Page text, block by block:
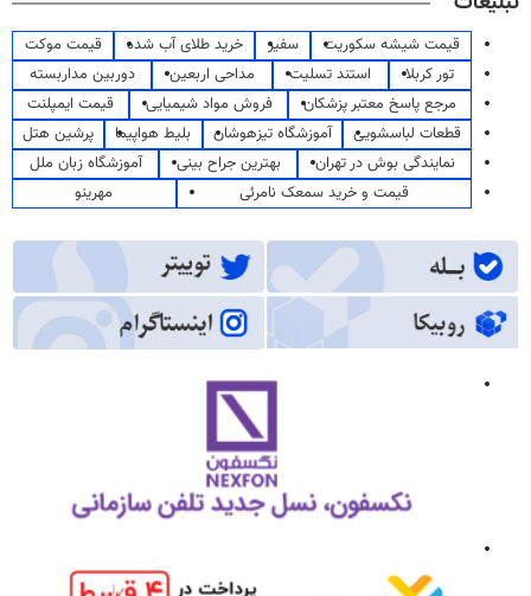
قیمت شیشه سکوریت سفیر خرید طلای آب شده
قیمت موکت
تور کربلا
استند تسلیت مداحی اربعین
دوربین مداربسته
مرجع پاسخ معتبر پزشکان
فروش مواد شیمیایی
قیمت ایمپلنت
قطعات لباسشویی
آموزشگاه تیزهوشان بلیط هواپیما
پرشین هتل
نمایندگی بوش در تهران
بهترین جراح بینی
آموزشگاه زبان ملل
قیمت و خرید سمعک نامرئی
مهرینو